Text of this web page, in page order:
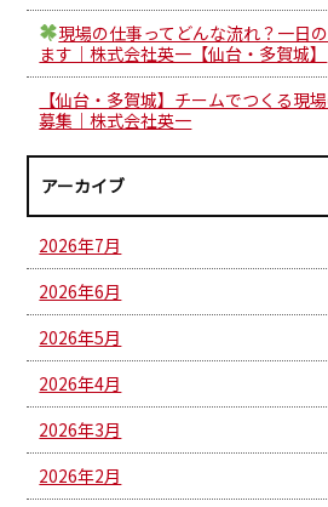
現場の仕事ってどんな流れ？一日
ます｜株式会社英一【仙台・多賀城】
【仙台・多賀城】チームでつくる現
募集｜株式会社英一
アーカイブ
2026年7月
2026年6月
2026年5月
2026年4月
2026年3月
2026年2月